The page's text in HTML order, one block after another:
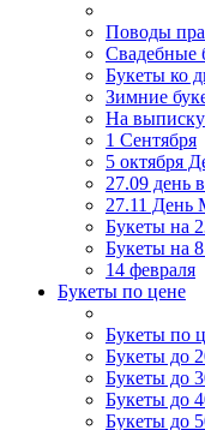
Поводы
Свадебные
Букеты ко
Зимние
На выписку
1 Сентября
5 октября
27.09 день
27.11 День
Букеты на
Букеты на
14 февраля
Букеты по цене
Букеты по
Букеты до
Букеты до
Букеты до
Букеты до